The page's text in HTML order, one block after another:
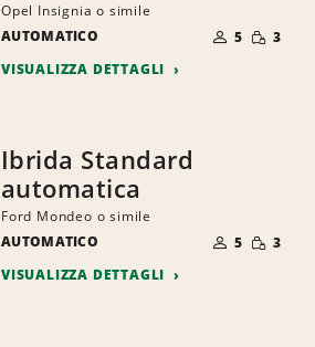
Opel Insignia o simile
AUTOMATICO
DI
PERSONE
5 RIDOTTA
3
VISUALIZZA DETTAGLI
Ibrida Standard
automatica
Ford Mondeo o simile
AUTOMATICO
DI
PERSONE
5 RIDOTTA
3
VISUALIZZA DETTAGLI